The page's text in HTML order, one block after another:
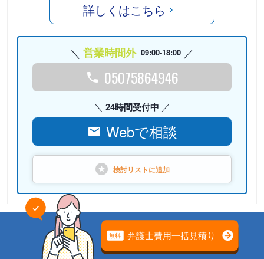
詳しくはこちら
営業時間外 09:00-18:00
05075864946
24時間受付中
Webで相談
検討リストに追加
弁護士法人心（本部） PR